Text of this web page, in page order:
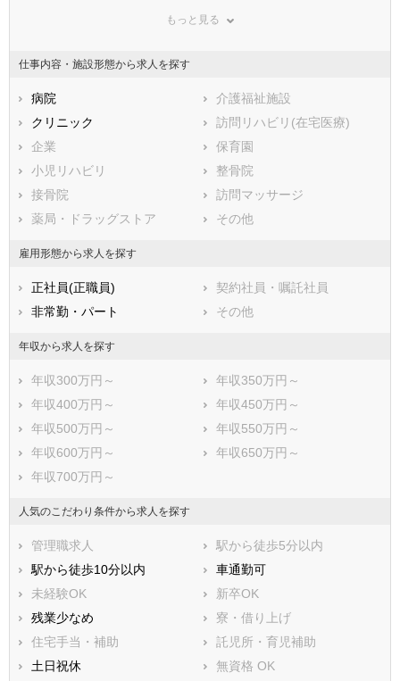
もっと見る
仕事内容・施設形態から求人を探す
病院
介護福祉施設
クリニック
訪問リハビリ(在宅医療)
企業
保育園
小児リハビリ
整骨院
接骨院
訪問マッサージ
薬局・ドラッグストア
その他
雇用形態から求人を探す
正社員(正職員)
契約社員・嘱託社員
非常勤・パート
その他
年収から求人を探す
年収300万円～
年収350万円～
年収400万円～
年収450万円～
年収500万円～
年収550万円～
年収600万円～
年収650万円～
年収700万円～
人気のこだわり条件から求人を探す
管理職求人
駅から徒歩5分以内
駅から徒歩10分以内
車通勤可
未経験OK
新卒OK
残業少なめ
寮・借り上げ
住宅手当・補助
託児所・育児補助
土日祝休
無資格 OK